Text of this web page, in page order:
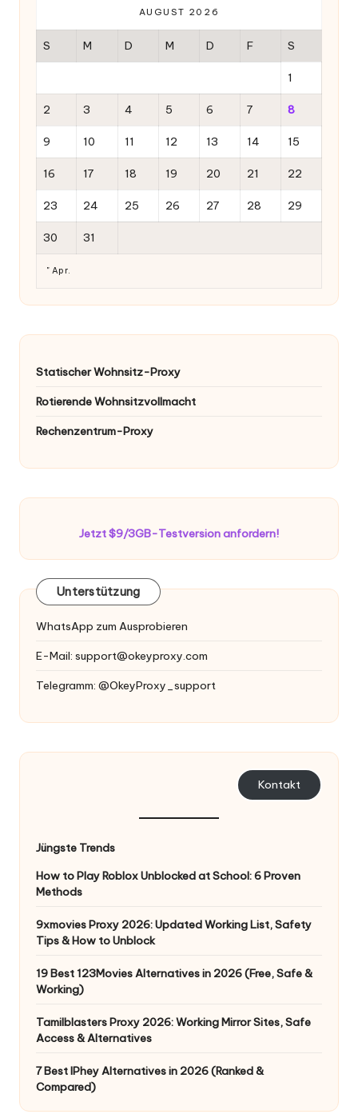
AUGUST 2026
S M D M D F S
1
2 3 4 5 6 7 8
9 10 11 12 13 14 15
16 17 18 19 20 21 22
23 24 25 26 27 28 29
30 31
" Apr.
Statischer Wohnsitz-Proxy
Rotierende Wohnsitzvollmacht
Rechenzentrum-Proxy
Jetzt $9/3GB-Testversion anfordern!
Unterstützung
WhatsApp zum Ausprobieren
E-Mail: support@okeyproxy.com
Telegramm: @OkeyProxy_support
Kontakt
Jüngste Trends
How to Play Roblox Unblocked at School: 6 Proven
Methods
9xmovies Proxy 2026: Updated Working List, Safety
Tips & How to Unblock
19 Best 123Movies Alternatives in 2026 (Free, Safe &
Working)
Tamilblasters Proxy 2026: Working Mirror Sites, Safe
Access & Alternatives
7 Best IPhey Alternatives in 2026 (Ranked &
Compared)